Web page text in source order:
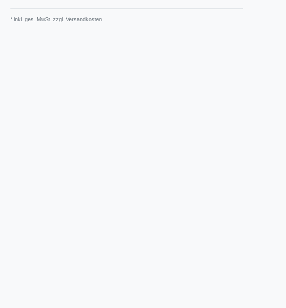
* inkl. ges. MwSt. zzgl. Versandkosten